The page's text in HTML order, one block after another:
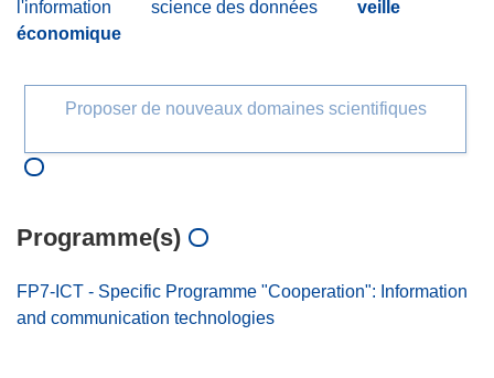
l'information science des données
veille
économique
Proposer de nouveaux domaines scientifiques
Programme(s)
FP7-ICT - Specific Programme "Cooperation": Information
and communication technologies